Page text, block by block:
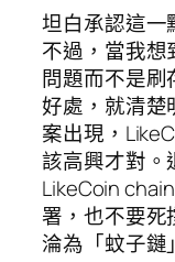
坦白承認這一
不過，當我想
問題而不是刷
好處，就清楚
案出現，
該高興才對。
LikeCoin
署，也不要死
淪為「蚊子鏈